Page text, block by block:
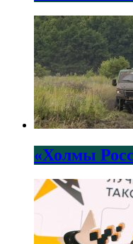
«Холмы